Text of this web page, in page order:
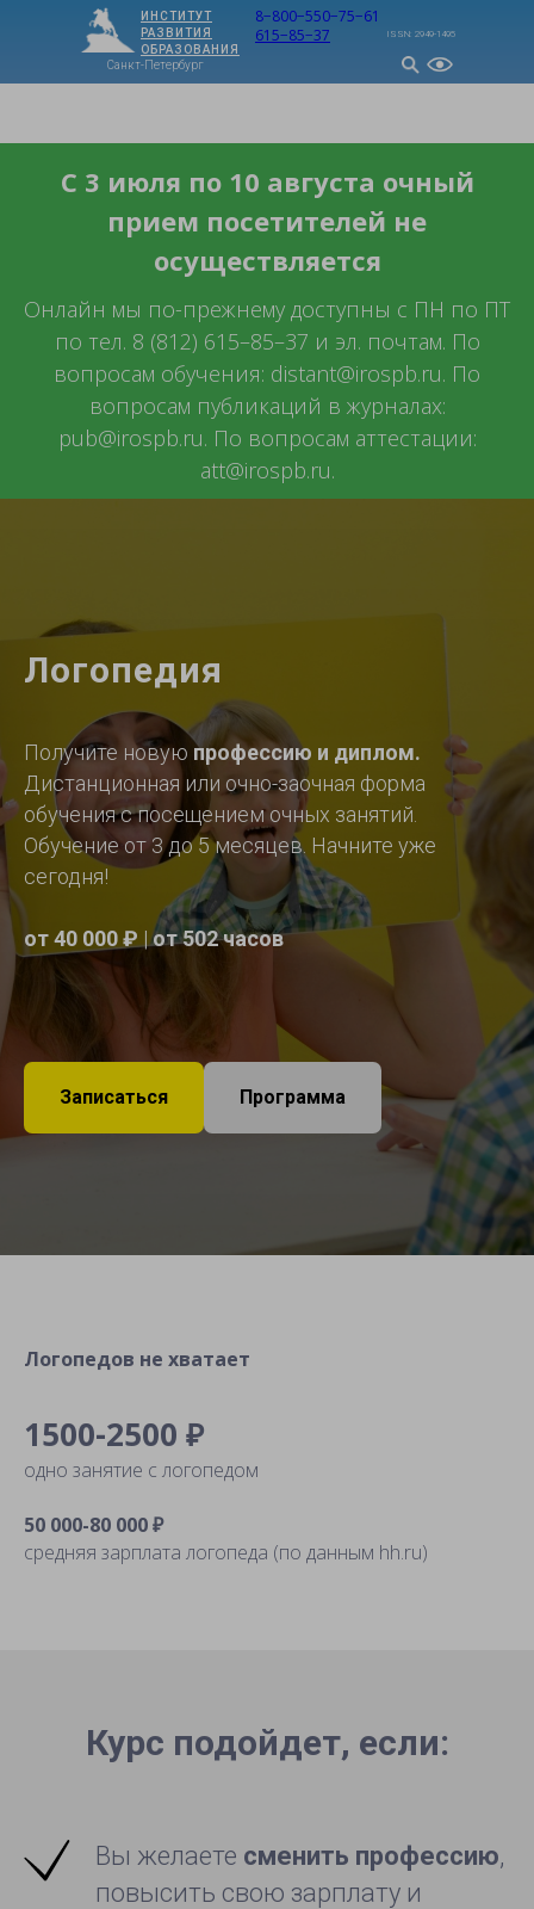
8−800−550−75−61
ИНСТИТУТ
РАЗВИТИЯ
ОБРАЗОВАНИЯ
Санкт-Петербург
615−85−37 ISSN: 2949-1495
С 3 июля по 10 августа очный
прием посетителей не
осуществляется
Онлайн мы по-прежнему доступны с ПН по ПТ
по тел. 8 (812) 615–85–37 и эл. почтам. По
вопросам обучения: distant@irospb.ru. По
вопросам публикаций в журналах:
pub@irospb.ru. По вопросам аттестации:
att@irospb.ru.
Логопедия
Получите новую профессию и диплом.
Дистанционная или очно-заочная форма
обучения с посещением очных занятий.
Обучение от 3 до 5 месяцев. Начните уже
сегодня!
от 40 000 ₽ |от 502 часов
Записаться Программа
Логопедов не хватает
1500-2500 ₽
одно занятие с логопедом
50 000-80 000 ₽
средняя зарплата логопеда (по данным hh.ru)
Курс подойдет, если:
Вы желаете сменить профессию,
повысить свою зарплату и